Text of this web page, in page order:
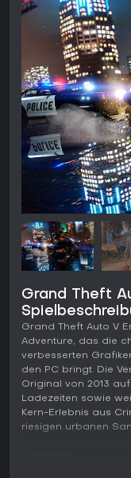
Grand Theft
Grand Theft Auto V
Adventure, das die
verbesserten
den PC bringt. Die
Original von 2013
Ladezeiten sowie
Kern-Erlebnis aus
riesigen urbanen